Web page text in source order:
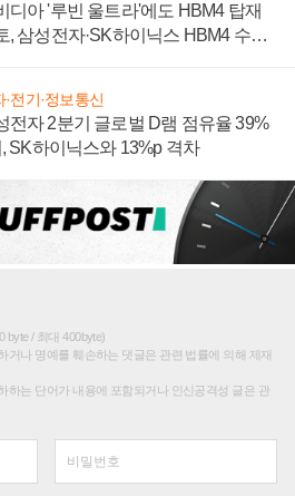
디아 '루빈 울트라'에도 HBM4 탑재
, 삼성전자·SK하이닉스 HBM4 수율
·전기·정보통신
전자 2분기 글로벌 D램 점유율 39%
SK하이닉스와 13%p 격차
byte / 최대 400byte)
거나 명예를 훼손하는 댓글은 관련 법률에 의해 제재
하는 단어가 내용에 포함되거나 인신공격성 글은 관